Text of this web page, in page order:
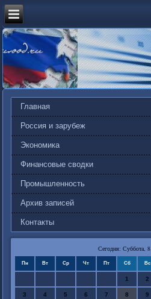
Главная
Россия и зарубеж
Экономика
Финансовые сводки
Промышленность
Архив записей
Контакты
Сегодня: Суббота, 8
Пн Вт Ср Чт Пт Сб Вс
1 2
3 4 5 6 7 8 9